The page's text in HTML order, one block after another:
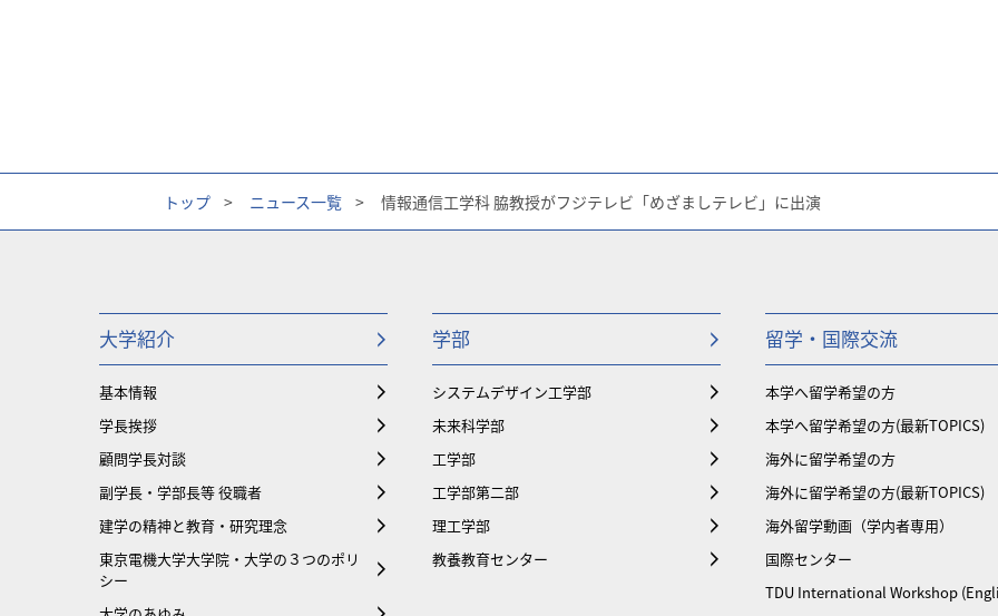
トップ > ニュース一覧 > 情報通信工学科 脇教授がフジテレビ「めざましテレビ」に出演
大学紹介
基本情報
学長挨拶
顧問学長対談
副学長・学部長等 役職者
建学の精神と教育・研究理念
東京電機大学大学院・大学の３つのポリ
シー
学部
システムデザイン工学部
未来科学部
工学部
工学部第二部
理工学部
教養教育センター
留学・国際交流
本学へ留学希望の方
本学へ留学希望の方(最新TOPICS)
海外に留学希望の方
海外に留学希望の方(最新TOPICS)
海外留学動画（学内者専用）
国際センター
TDU International Workshop